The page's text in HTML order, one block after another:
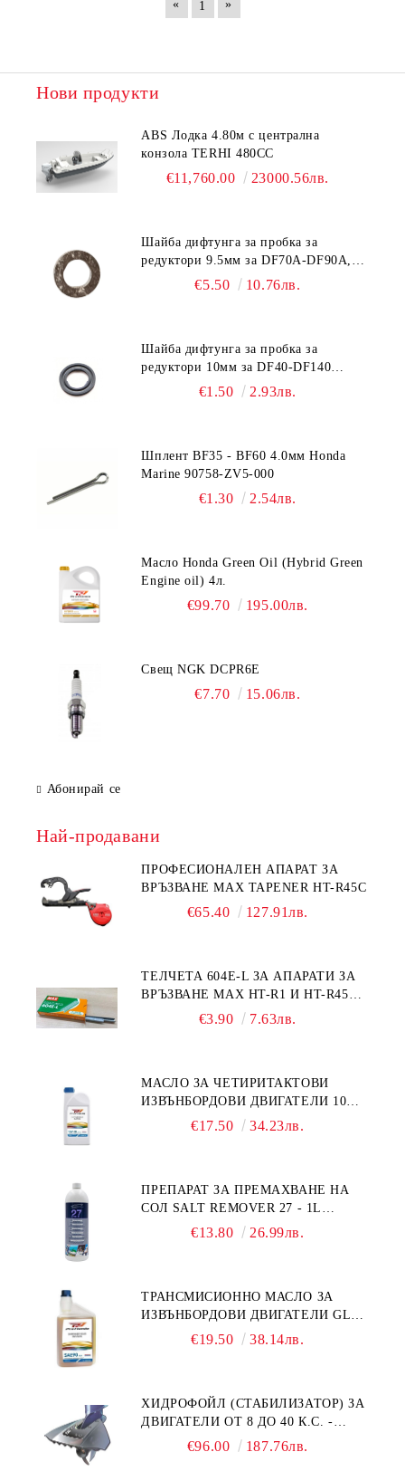
« 1 »
Нови продукти
ABS Лодка 4.80м с централна
конзола TERHI 480CC
€11,760.00 23000.56лв.
Шайба дифтунга за пробка за
редуктори 9.5мм за DF70A-DF90A,
DF150-DF350 Suzuki 09168-10038
€5.50 10.76лв.
Шайба дифтунга за пробка за
редуктори 10мм за DF40-DF140
Suzuki 09168-10022
€1.50 2.93лв.
Шплент BF35 - BF60 4.0мм Honda
Marine 90758-ZV5-000
€1.30 2.54лв.
Масло Honda Green Oil (Hybrid Green
Engine oil) 4л.
€99.70 195.00лв.
Свещ NGK DCPR6E
€7.70 15.06лв.
Абонирай се
Най-продавани
ПРОФЕСИОНАЛЕН АПАРАТ ЗА
ВРЪЗВАНЕ MAX TAPENER HT-R45C
€65.40 127.91лв.
ТЕЛЧЕТА 604E-L ЗА АПАРАТИ ЗА
ВРЪЗВАНЕ MAX HT-R1 И HT-R45C
€3.90 7.63лв.
МАСЛО ЗА ЧЕТИРИТАКТОВИ
ИЗВЪНБОРДОВИ ДВИГАТЕЛИ 10W-
30 HONDA MARINE 08221-999-
€17.50 34.23лв.
ПРЕПАРАТ ЗА ПРЕМАХВАНЕ НА
СОЛ SALT REMOVER 27 - 1L
NAUTIC CLEAN
€13.80 26.99лв.
ТРАНСМИСИОННО МАСЛО ЗА
ИЗВЪНБОРДОВИ ДВИГАТЕЛИ GL4
HONDA MARINE 08251-999-102PRO
€19.50 38.14лв.
ХИДРОФОЙЛ (СТАБИЛИЗАТОР) ЗА
ДВИГАТЕЛИ ОТ 8 ДО 40 К.С. -
УНИВЕРСАЛЕН SE SPORT 200
€96.00 187.76лв.